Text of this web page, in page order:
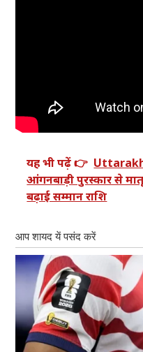
यह भी पढ़ें 👉
आंगनबाड़ी पुरस्कार से
बढ़ाई सम्मान राशि